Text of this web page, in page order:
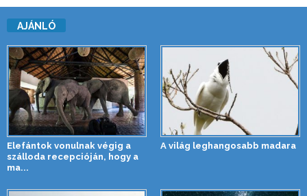
AJÁNLÓ
Elefántok vonulnak végig a
szálloda recepcióján, hogy a
ma...
A világ leghangosabb madara